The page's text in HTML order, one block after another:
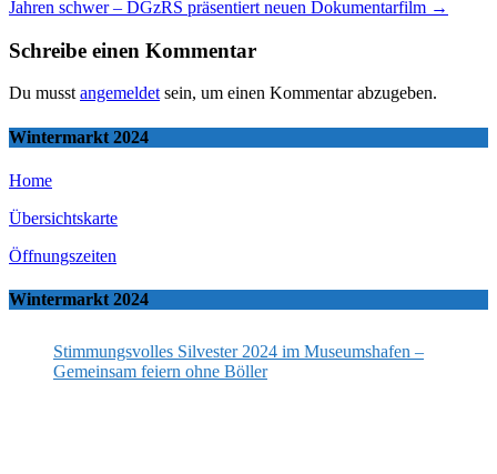
Jahren schwer – DGzRS präsentiert neuen Dokumentarfilm →
Schreibe einen Kommentar
Du musst angemeldet sein, um einen Kommentar abzugeben.
Wintermarkt 2024
Home
Übersichtskarte
Öffnungszeiten
Wintermarkt 2024
Stimmungsvolles Silvester 2024 im Museumshafen –
Gemeinsam feiern ohne Böller